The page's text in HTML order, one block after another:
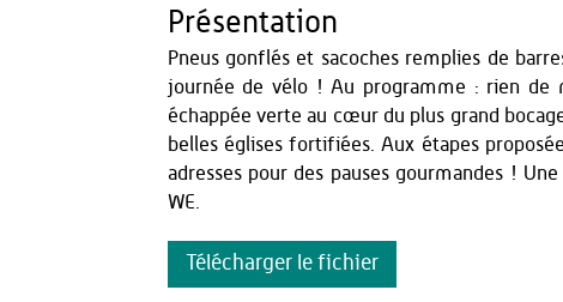
Présentation
Pneus gonflés et sacoches remplies de
journée de vélo ! Au programme : rien de
échappée verte au cœur du plus grand
belles églises fortifiées. Aux étapes
adresses pour des pauses gourmandes !
WE.
Télécharger le fichier